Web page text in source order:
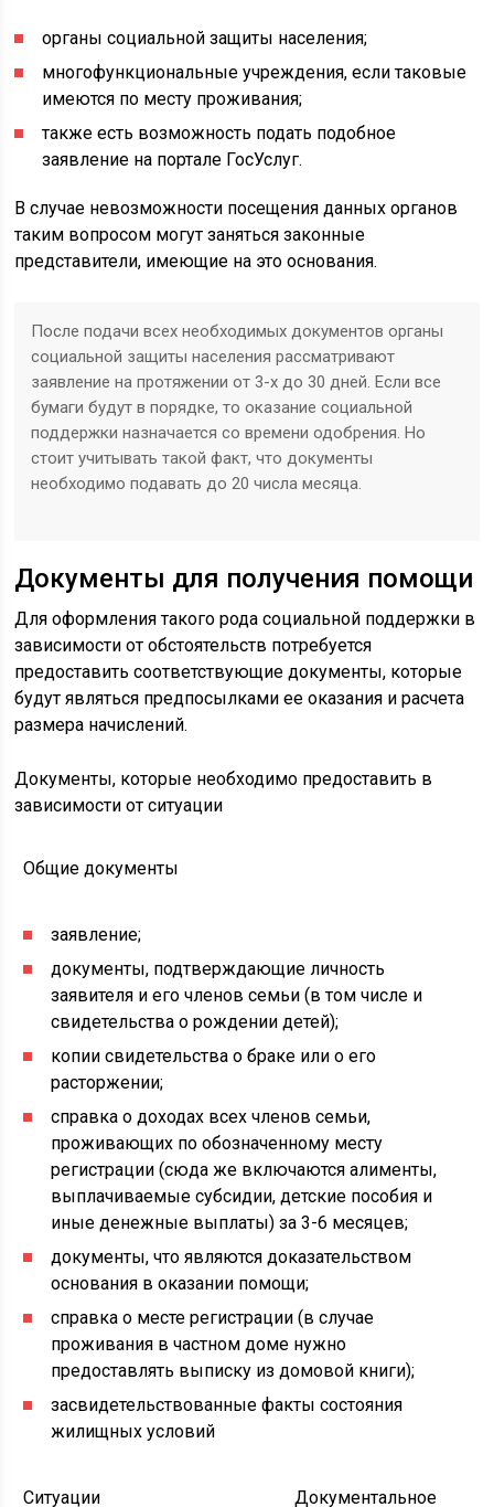
органы социальной защиты населения;
многофункциональные учреждения, если таковые
имеются по месту проживания;
также есть возможность подать подобное
заявление на портале ГосУслуг.
В случае невозможности посещения данных органов
таким вопросом могут заняться законные
представители, имеющие на это основания.
После подачи всех необходимых документов органы
социальной защиты населения рассматривают
заявление на протяжении от 3-х до 30 дней. Если все
бумаги будут в порядке, то оказание социальной
поддержки назначается со времени одобрения. Но
стоит учитывать такой факт, что документы
необходимо подавать до 20 числа месяца.
Документы для получения помощи
Для оформления такого рода социальной поддержки в
зависимости от обстоятельств потребуется
предоставить соответствующие документы, которые
будут являться предпосылками ее оказания и расчета
размера начислений.
Документы, которые необходимо предоставить в
зависимости от ситуации
Общие документы
заявление;
документы, подтверждающие личность
заявителя и его членов семьи (в том числе и
свидетельства о рождении детей);
копии свидетельства о браке или о его
расторжении;
справка о доходах всех членов семьи,
проживающих по обозначенному месту
регистрации (сюда же включаются алименты,
выплачиваемые субсидии, детские пособия и
иные денежные выплаты) за 3-6 месяцев;
документы, что являются доказательством
основания в оказании помощи;
справка о месте регистрации (в случае
проживания в частном доме нужно
предоставлять выписку из домовой книги);
засвидетельствованные факты состояния
жилищных условий
Ситуации Документальное